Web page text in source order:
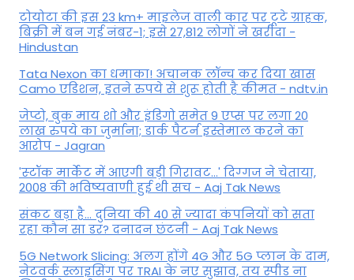
टोयोटा की इस 23 km+ माइलेज वाली कार पर टूटे ग्राहक,
बिक्री में बन गई नंबर-1; इसे 27,812 लोगों ने खरीदा -
Hindustan
Tata Nexon का धमाका! अचानक लॉन्च कर दिया खास
Camo एडिशन, इतने रुपये से शुरू होती है कीमत - ndtv.in
जेप्टो, बुक माय शो और इंडिगो समेत 9 एप्स पर लगा 20
लाख रुपये का जुर्माना; डार्क पैटर्न इस्तेमाल करने का
आरोप - Jagran
'स्‍टॉक मार्केट में आएगी बड़ी गिरावट...' दिग्‍गज ने चेताया,
2008 की भविष्यवाणी हुई थी सच - Aaj Tak News
संकट बड़ा है... दुनिया की 40 से ज्यादा कंपनियों को सता
रहा कौन सा डर? दनादन छंटनी - Aaj Tak News
5G Network Slicing: अलग होंगे 4G और 5G प्लान के दाम,
नेटवर्क स्लाइसिंग पर TRAI के नए सुझाव, तय स्पीड ना